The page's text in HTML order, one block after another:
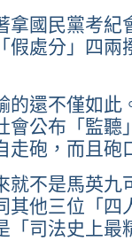
拿國民黨考紀
假處分」四兩
的還不僅如此
會公布「監聽
走砲，而且砲
就不是馬英九
其他三位「四
「司法史上最